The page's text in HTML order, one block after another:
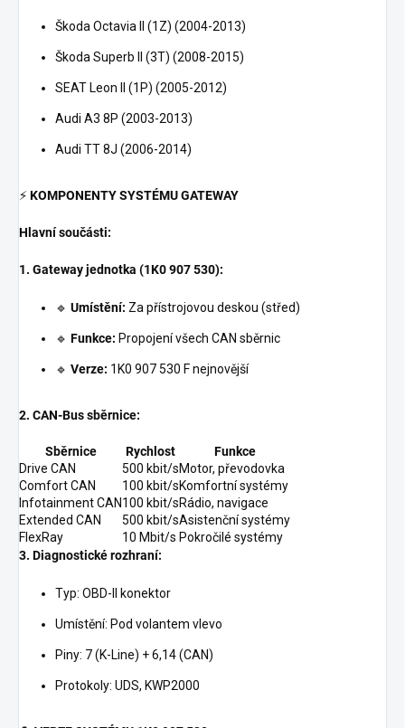
Škoda Octavia II (1Z) (2004-2013)
Škoda Superb II (3T) (2008-2015)
SEAT Leon II (1P) (2005-2012)
Audi A3 8P (2003-2013)
Audi TT 8J (2006-2014)
⚡KOMPONENTY SYSTÉMU GATEWAY
Hlavní součásti:
1. Gateway jednotka (1K0 907 530):
🔹 Umístění: Za přístrojovou deskou (střed)
🔹 Funkce: Propojení všech CAN sběrnic
🔹 Verze: 1K0 907 530 F nejnovější
2. CAN-Bus sběrnice:
Sběrnice Rychlost
Funkce
Drive CAN
500 kbit/sMotor, převodovka
Comfort CAN
100 kbit/sKomfortní systémy
Infotainment CAN100 kbit/sRádio, navigace
Extended CAN
500 kbit/sAsistenční systémy
FlexRay
10 Mbit/s Pokročilé systémy
3. Diagnostické rozhraní:
Typ: OBD-II konektor
Umístění: Pod volantem vlevo
Piny: 7 (K-Line) + 6,14 (CAN)
Protokoly: UDS, KWP2000